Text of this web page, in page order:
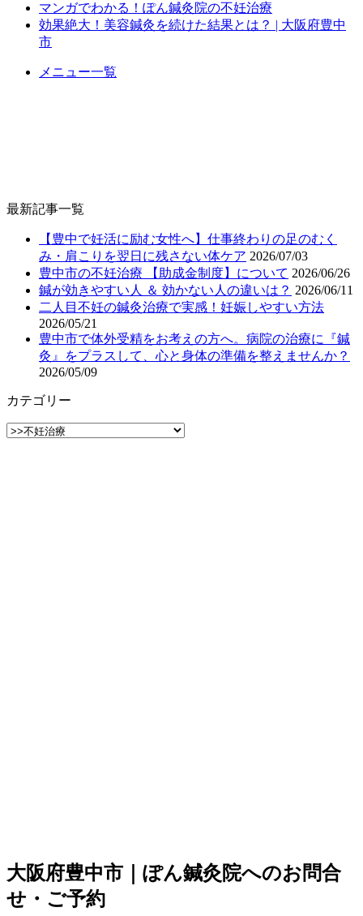
マンガでわかる！ぽん鍼灸院の不妊治療
効果絶大！美容鍼灸を続けた結果とは？ | 大阪府豊中
市
メニュー一覧
最新記事一覧
【豊中で妊活に励む女性へ】仕事終わりの足のむく
み・肩こりを翌日に残さない体ケア 2026/07/03
豊中市の不妊治療 【助成金制度】について 2026/06/26
鍼が効きやすい人 ＆ 効かない人の違いは？ 2026/06/11
二人目不妊の鍼灸治療で実感！妊娠しやすい方法
2026/05/21
豊中市で体外受精をお考えの方へ。病院の治療に『鍼
灸』をプラスして、心と身体の準備を整えませんか？
2026/05/09
カテゴリー
カ
大阪府豊中市｜ぽん鍼灸院へのお問合
せ・ご予約